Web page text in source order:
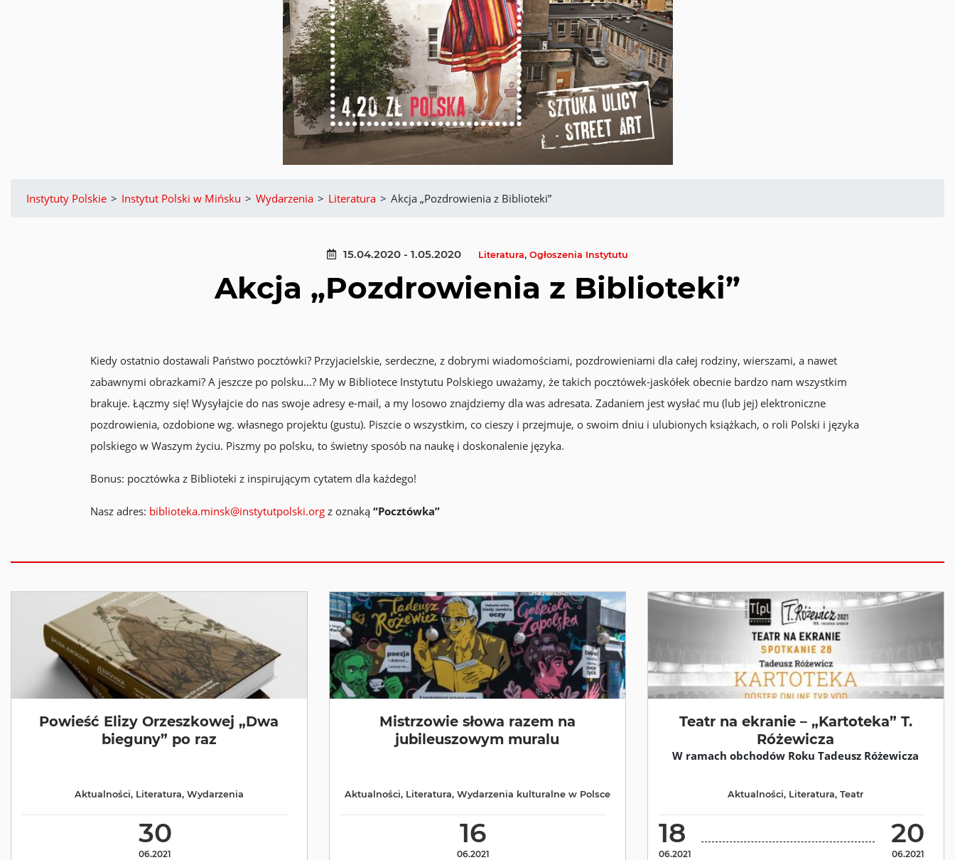
Instytuty Polskie > Instytut Polski w Mińsku > Wydarzenia > Literatura > Akcja „Pozdrowienia z Biblioteki”
15.04.2020 - 1.05.2020 Literatura, Ogłoszenia Instytutu
Akcja „Pozdrowienia z Biblioteki”
Kiedy ostatnio dostawali Państwo pocztówki? Przyjacielskie, serdeczne, z dobrymi wiadomościami, pozdrowieniami dla całej rodziny, wierszami, a nawet
zabawnymi obrazkami? A jeszcze po polsku…? My w Bibliotece Instytutu Polskiego uważamy, że takich pocztówek-jaskółek obecnie bardzo nam wszystkim
brakuje. Łączmy się! Wysyłajcie do nas swoje adresy e-mail, a my losowo znajdziemy dla was adresata. Zadaniem jest wysłać mu (lub jej) elektroniczne
pozdrowienia, ozdobione wg. własnego projektu (gustu). Piszcie o wszystkim, co cieszy i przejmuje, o swoim dniu i ulubionych książkach, o roli Polski i języka
polskiego w Waszym życiu. Piszmy po polsku, to świetny sposób na naukę i doskonalenie języka.
Bonus: pocztówka z Biblioteki z inspirującym cytatem dla każdego!
Nasz adres: biblioteka.minsk@instytutpolski.orgz oznaką “Pocztówka”
Powieść Elizy Orzeszkowej „Dwa
bieguny” po raz
30
06.2021
Aktualności, Literatura, Wydarzenia
Mistrzowie słowa razem na
jubileuszowym muralu
16
06.2021
Aktualności, Literatura, Wydarzenia kulturalne w Polsce
Teatr na ekranie – „Kartoteka” T.
Różewicza
W ramach obchodów Roku Tadeusz Różewicza
18
06.2021
20
06.2021
Aktualności, Literatura,Teatr